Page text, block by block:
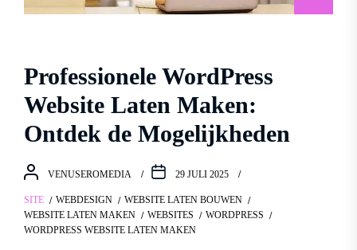
Professionele WordPress
Website Laten Maken:
Ontdek de Mogelijkheden
VENUSEROMEDIA 29 JULI 2025
SITE WEBDESIGN
WEBSITE LATEN BOUWEN
WEBSITE LATEN MAKEN
WEBSITES
WORDPRESS
WORDPRESS WEBSITE LATEN MAKEN